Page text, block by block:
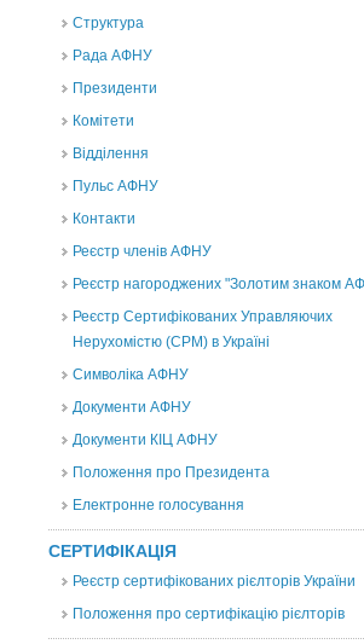
Структура
Рада АФНУ
Президенти
Комітети
Відділення
Пульс АФНУ
Контакти
Реєстр членів АФНУ
Реєстр нагороджених "Золотим знаком
Реєстр Сертифікованих Управляючих
Нерухомістю (CPM) в Україні
Символіка АФНУ
Документи АФНУ
Документи КІЦ АФНУ
Положення про Президента
Електронне голосування
СЕРТИФІКАЦІЯ
Реєстр сертифікованих рієлторів України
Положення про сертифікацію рієлторів